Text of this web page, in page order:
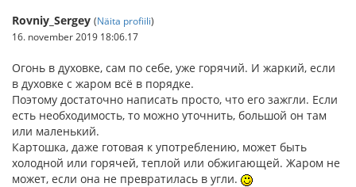
Rovniy_Sergey (Näita profiili)
16. november 2019 18:06.17
Огонь в духовке, сам по себе, уже горячий. И жаркий, если
в духовке с жаром всё в порядке.
Поэтому достаточно написать просто, что его зажгли. Если
есть необходимость, то можно уточнить, большой он там
или маленький.
Картошка, даже готовая к употреблению, может быть
холодной или горячей, теплой или обжигающей. Жаром не
может, если она не превратилась в угли.